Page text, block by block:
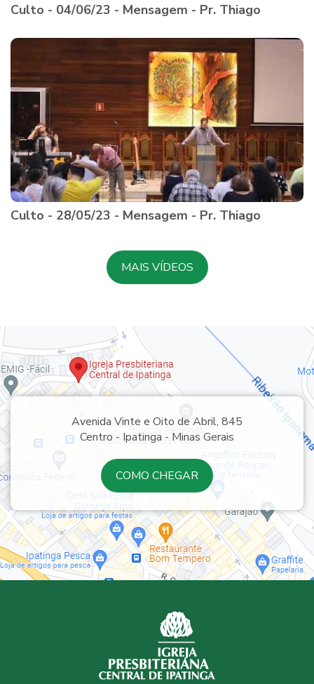
Culto - 04/06/23 - Mensagem - Pr. Thiago
Culto - 28/05/23 - Mensagem - Pr. Thiago
MAIS VÍDEOS
Avenida Vinte e Oito de Abril, 845
Centro - Ipatinga - Minas Gerais
COMO CHEGAR